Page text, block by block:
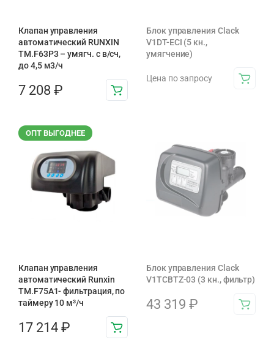
Клапан управления
автоматический RUNXIN
TM.F63P3 – умягч. с в/сч,
до 4,5 м3/ч
7 208 ₽
Блок управления Clack
V1DT-ECI (5 кн.,
умягчение)
Цена по запросу
ОПТ ВЫГОДНЕЕ
Клапан управления
автоматический Runxin
TM.F75A1- фильтрация, по
таймеру 10 м³/ч
17 214 ₽
Блок управления Clack
V1TCBTZ-03 (3 кн., фильтр)
43 319 ₽